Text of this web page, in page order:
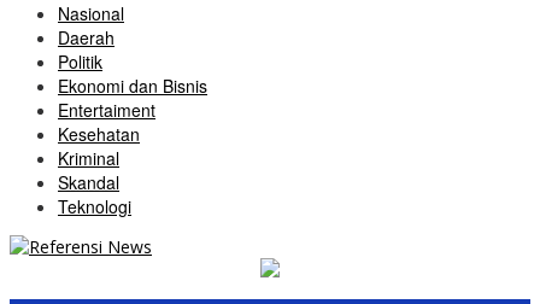
Nasional
Daerah
Politik
Ekonomi dan Bisnis
Entertaiment
Kesehatan
Kriminal
Skandal
Teknologi